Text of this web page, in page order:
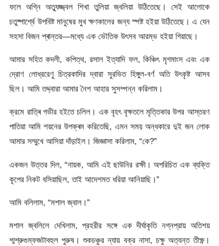
ফলে অগ্নি অত্যুজ্জ্বল শিখা তুলিয়া জ্বলিয়া উঠিতেছে। সেই আলোকে
চতুষ্পার্শ্বে উপবিষ্ট মানুষের মুখ ক্ষণকালের জন্য স্পষ্ট হইয়া উঠিতেছে। এ যেন
সহসা বিজন প্ৰান্তর—মধ্যে এক ভৌতিক উৎসব আরম্ভ হইয়া গিয়াছে।
আমার সহিত কদলী, কপিত্থ, রসাল ইত্যাদি ফল, কিঞ্চিৎ মৃগমাংস এবং এক
দ্রোণ লোধ্ররেণু চিত্রকাদির দ্বারা সুরভিত হিঙ্গুল-বর্ণ অতি উৎকৃষ্ট আসব
ছিল। আমি তদ্দ্বারা আমার নৈশ আহার সুসম্পন্ন করিলাম।
ক্রমে রাত্ৰি গভীর হইতে চলিল। এক বৃহৎ বৃক্ষতলে মৃত্তিকার উপর আস্তরণ
পাতিয়া আমি শয়নের উপক্ৰম করিতেছি, এমন সময় অন্ধকারে দুই জন লোক
আমার সম্মুখে আসিয়া দাঁড়াইল। জিজ্ঞাসা করিলাম, “কে?”
একজন উত্তর দিল, “নায়ক, আমি এই ছাউনির রক্ষী। অপরিচিত এক ব্যক্তি
কূপের নিকট বসিয়াছিল, তাই আদেশমত ধরিয়া আনিয়াছি।”
আমি বলিলাম, “মশাল জ্বাল।”
মশাল জ্বলিলে দেখিলাম, প্রহরীর সঙ্গে এক দীর্ঘাকৃতি নগ্নপ্রায় অতিশয়
শ্মশ্রুগুম্ফজটাবহুল পুরুষ। শুকচঞ্চুর ন্যায় বক্র নাসা, চক্ষু অত্যন্ত তীক্ষ্ণ।